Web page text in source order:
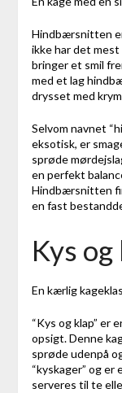
Hindbærsnitten
ikke har det
bringer et smil
med et lag
drysset med
Selvom navnet
eksotisk, er
sprøde
en perfekt
Hindbærsnitten
en fast
Kys
En kærlig
“Kys og klap” er
opsigt. Denne
sprøde udenpå
“kyskager” og
serveres til te